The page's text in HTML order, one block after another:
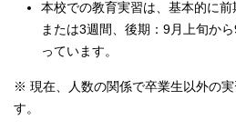
本校での教育実習は、基本的に
または3週間、後期：9月上旬か
っています。
※ 現在、人数の関係で卒業生以外の
す。